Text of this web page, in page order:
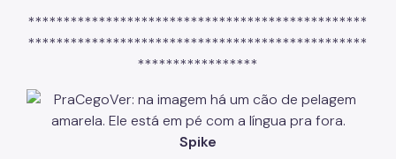
************************************************
************************************************
*****************
Spike